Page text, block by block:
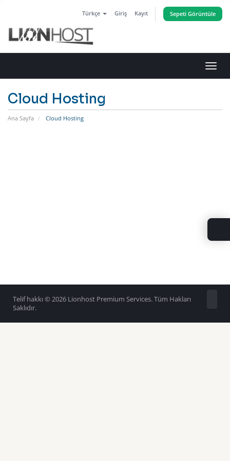
Türkçe Giriş Kayıt Sepeti Görüntüle
Cloud Hosting
Ana Sayfa Cloud Hosting
Telif hakkı © 2026 Lionhost Premium Services. Tüm Hakları
Saklıdır.